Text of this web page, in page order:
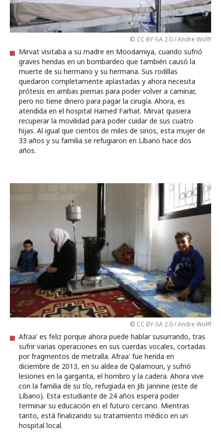
© CC BY-SA 2.0 / Andre Wolff
Mirvat visitaba a su madre en Moodamiya, cuando sufrió
graves heridas en un bombardeo que también causó la
muerte de su hermano y su hermana. Sus rodillas
quedaron completamente aplastadas y ahora necesita
prótesis en ambas piernas para poder volver a caminar,
pero no tiene dinero para pagar la cirugía. Ahora, es
atendida en el hospital Hamed Farhat. Mirvat quisiera
recuperar la movilidad para poder cuidar de sus cuatro
hijas. Al igual que cientos de miles de sirios, esta mujer de
33 años y su familia se refugiaron en Líbano hace dos
años.
© CC BY-SA 2.0 / Andre Wolff
Afraa' es feliz porque ahora puede hablar susurrando, tras
sufrir varias operaciones en sus cuerdas vocales, cortadas
por fragmentos de metralla. Afraa' fue herida en
diciembre de 2013, en su aldea de Qalamoun, y sufrió
lesiones en la garganta, el hombro y la cadera. Ahora vive
con la familia de su tío, refugiada en Jib Jannine (este de
Líbano). Esta estudiante de 24 años espera poder
terminar su educación en el futuro cercano. Mientras
tanto, está finalizando su tratamiento médico en un
hospital local.